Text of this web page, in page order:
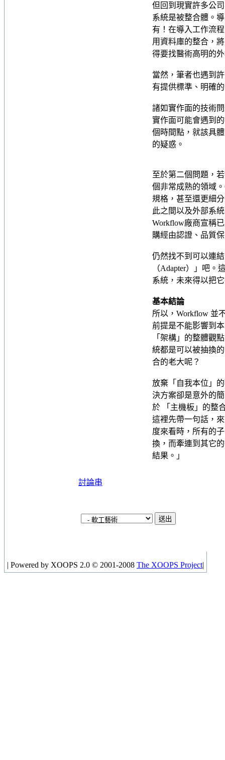
但回到現實許多公
系統是被整合體。
有！在導入工作流
用資料庫的整合，
得要找醫術高明的
當然，筆者也遇到
有提供標準、明確
諸如實作面的技術
實作面可能會遇到
個時間點，就該具
的疑惑。
至於第二個問題，
個非常成熟的領域
規格，甚至還更細
此之間以及外部系
Workflow廠商宣稱
購經由認證、品質
仍然找不到可以連
（Adapter）」吧
系統，未來得以把
基本結論
所以，Workflow 並
前提是不能影響到
「架構」的整體觀
統都是可以被抽換
合的老大呢？
放棄「自我本位」
決方案卻是意外的
於 「主機板」的整
這裡先帶一句話，
度來看時，所有的
換，而牽連到其它
結果。」
討論串
| Powered by XOOPS 2.0 © 2001-2008 The XOOPS Project|